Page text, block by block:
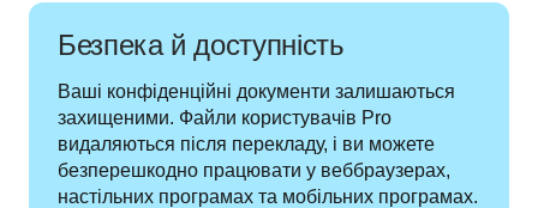
Безпека й доступність
Ваші конфіденційні документи залишаються
захищеними. Файли користувачів Pro
видаляються після перекладу, і ви можете
безперешкодно працювати у веббраузерах,
настільних програмах та мобільних програмах.